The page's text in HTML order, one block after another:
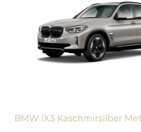
BMW iX3 Kaschmirsilber